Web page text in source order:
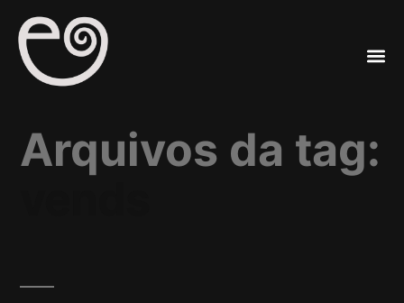
Arquivos da tag: